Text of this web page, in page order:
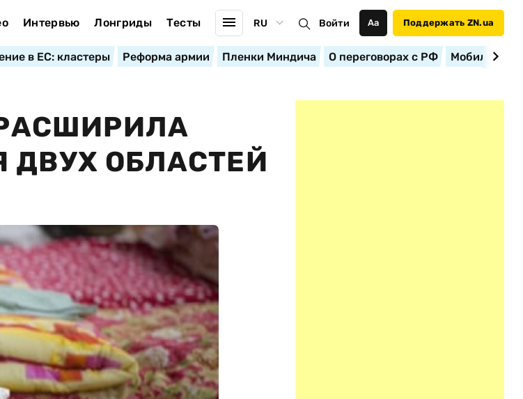
Интервью Лонгриды Тесты RU Войти Аа Поддержать ZN.ua
в ЕС: кластеры Реформа армии Пленки Миндича О переговорах с РФ
РАСШИРИЛА
ОБЛАСТЕЙ